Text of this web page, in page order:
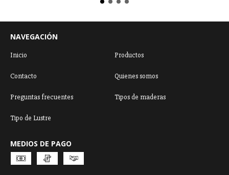
NAVEGACIÓN
Inicio Productos
Contacto Quienes somos
Preguntas frecuentes Tipos de maderas
Tipo de Lustre
MEDIOS DE PAGO